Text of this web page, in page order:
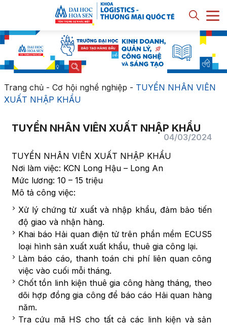
Trang chủ- Cơ hội nghề nghiệp - TUYỂN NHÂN VIÊN
XUẤT NHẬP KHẨU
TUYỂN NHÂN VIÊN XUẤT NHẬP KHẨU
04/03/2024
TUYỂN NHÂN VIÊN XUẤT NHẬP KHẨU
Nơi làm việc: KCN Long Hậu – Long An
Mức lương: 10 – 15 triệu
Mô tả công việc:
Xử lý chứng từ xuất và nhập khẩu, đảm bảo tiến
độ giao và nhận hàng.
Khai báo Hải quan điện tử trên phần mềm ECUS5
loại hình sản xuất xuất khẩu, thuê gia công lại.
Làm báo cáo, thanh toán chi phí liên quan công
việc vào cuối mỗi tháng.
Chốt tồn linh kiện thuê gia công hàng tháng, theo
dõi hợp đồng gia công để báo cáo Hải quan hàng
năm.
Tra cứu mã HS cho tất cả các linh kiện và sản